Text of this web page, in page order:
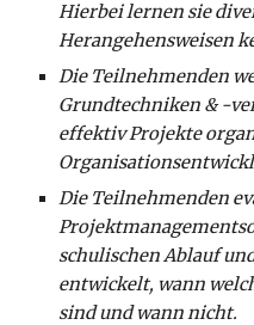
Hierbei lernen sie
Herangehensweisen
Die Teilnehmenden
Grundtechniken & -
effektiv Projekte
Die Teilnehmenden
schulischen Ablauf
entwickelt, wann
sind und wann nicht.